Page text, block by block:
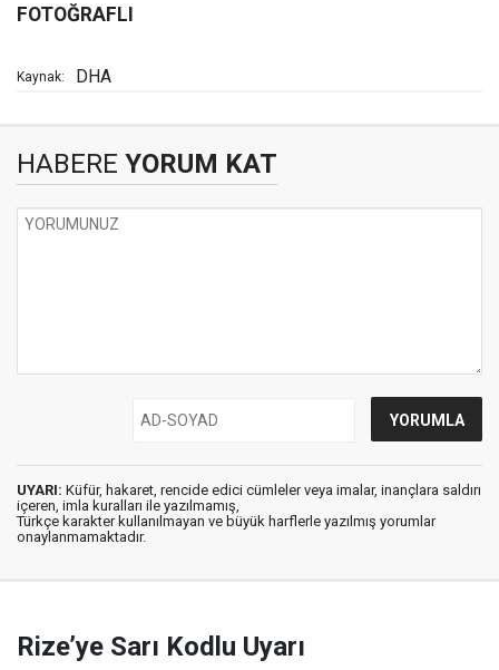
FOTOĞRAFLI
Kaynak: DHA
HABERE YORUM KAT
UYARI: Küfür, hakaret, rencide edici cümleler veya imalar, inançlara saldırı
içeren, imla kuralları ile yazılmamış,
Türkçe karakter kullanılmayan ve büyük harflerle yazılmış yorumlar
onaylanmamaktadır.
Rize’ye Sarı Kodlu Uyarı